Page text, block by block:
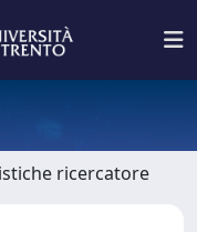
ricercatore